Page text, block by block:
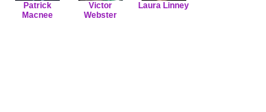
Patrick
Macnee
Victor
Webster
Laura Linney